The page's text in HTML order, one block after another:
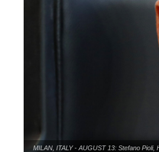
MILAN, ITALY - AUGUST 13: Stefano